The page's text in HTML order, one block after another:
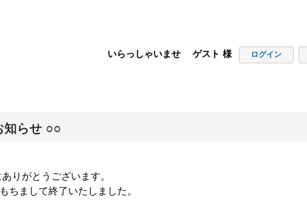
いらっしゃいませ ゲスト 様 ログイン
知らせ ○○
りがとうございます。
ちまして終了いたしました。